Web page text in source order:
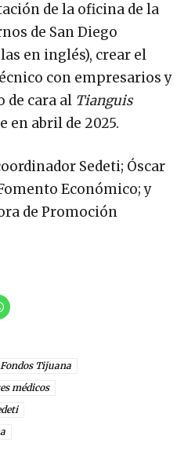
de la oficina de la
de San Diego
en inglés), crear el
con empresarios y
de cara al Tianguis
en abril de 2025.
Sedeti; Óscar
Económico; y
de Promoción
Fondos Tijuana
médicos